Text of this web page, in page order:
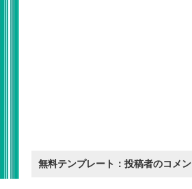
無料テンプレート：投稿者のコメン